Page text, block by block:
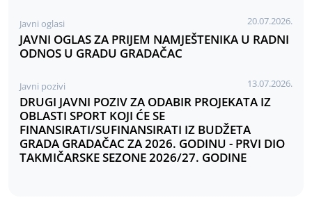
Javni oglasi 20.07.2026.
JAVNI OGLAS ZA PRIJEM NAMJEŠTENIKA U RADNI
ODNOS U GRADU GRADAČAC
Javni pozivi 13.07.2026.
DRUGI JAVNI POZIV ZA ODABIR PROJEKATA IZ
OBLASTI SPORT KOJI ĆE SE
FINANSIRATI/SUFINANSIRATI IZ BUDŽETA
GRADA GRADAČAC ZA 2026. GODINU - PRVI DIO
TAKMIČARSKE SEZONE 2026/27. GODINE